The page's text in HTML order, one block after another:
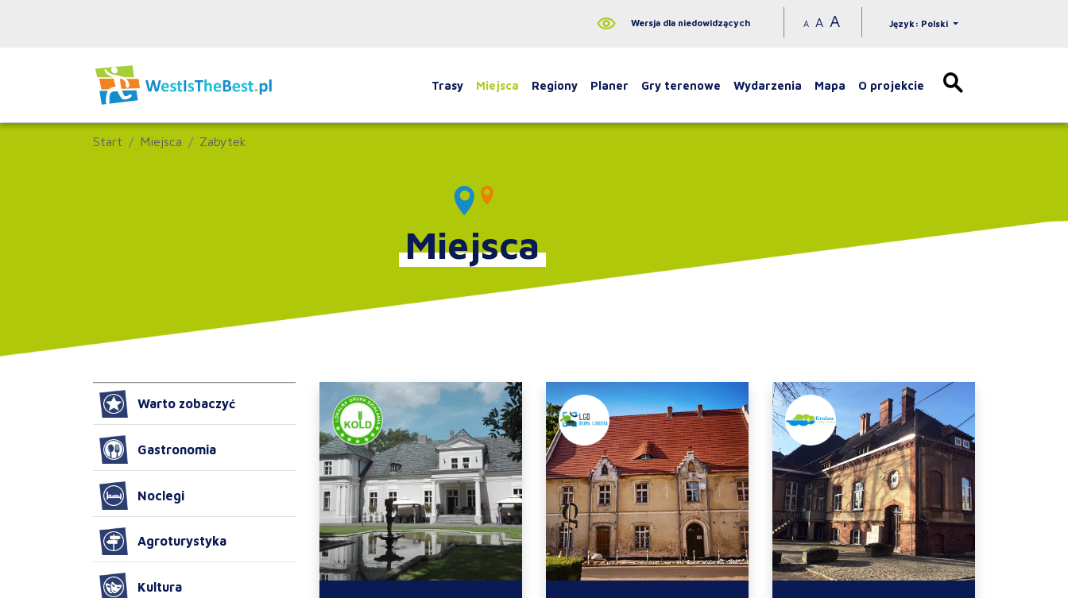
Wersja dla niedowidzących A A A Język: Polski
Trasy Miejsca Regiony Planer Gry terenowe Wydarzenia Mapa O projekcie
Start Miejsca Zabytek
Miejsca
Warto zobaczyć
Gastronomia
Noclegi
Agroturystyka
Kultura